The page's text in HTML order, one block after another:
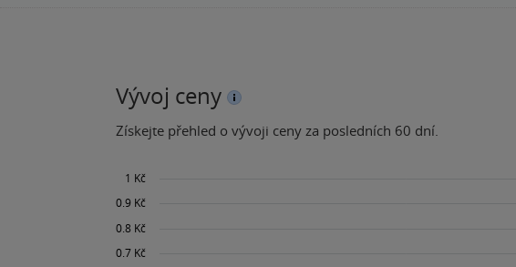
Vývoj ceny
Získejte přehled o vývoji ceny za posledních 60 dní.